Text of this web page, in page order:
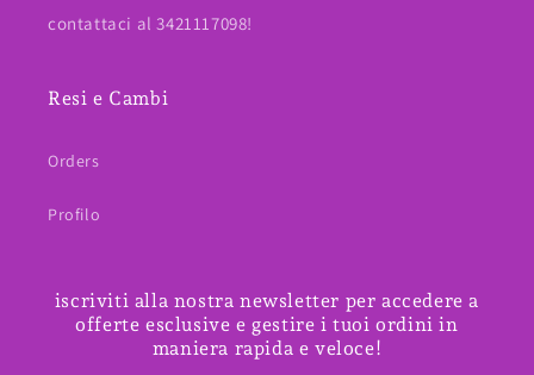
contattaci al 3421117098!
Resi e Cambi
Orders
Profilo
iscriviti alla nostra newsletter per accedere a
offerte esclusive e gestire i tuoi ordini in
maniera rapida e veloce!